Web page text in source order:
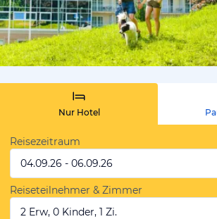
Nur Hotel
Reisezeitraum
04.09.26 - 06.09.26
Reiseteilnehmer & Zimmer
2 Erw, 0 Kinder, 1 Zi.